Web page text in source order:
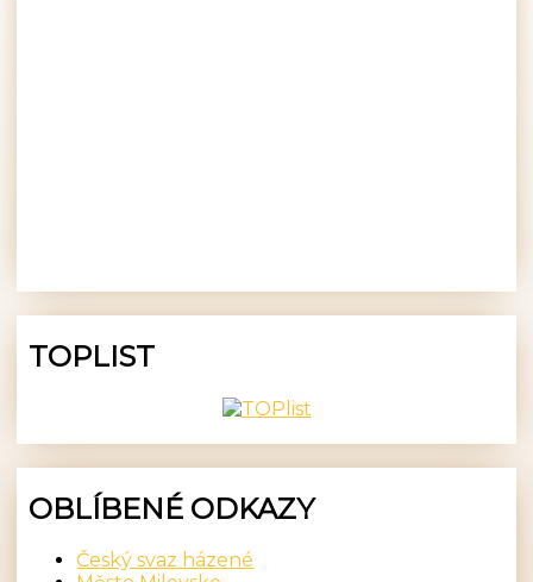
TOPLIST
OBLÍBENÉ ODKAZY
Český svaz házené